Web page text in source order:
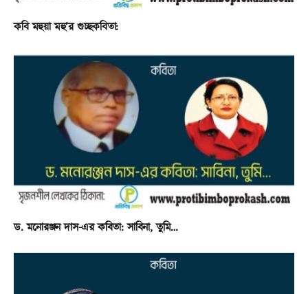
কবি মহুয়া মহু’র গুচ্ছকবিতা:
ড. মনোরঞ্জন দাস-এর কবিতা: সাবিনা, তুমি…